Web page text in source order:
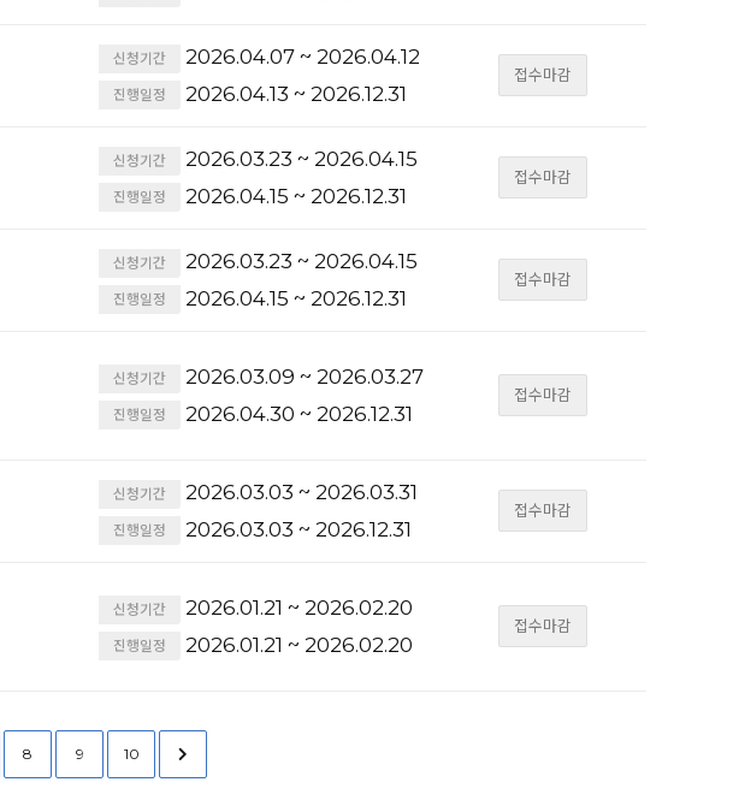
신청기간 2026.04.07 ~ 2026.04.12
진행일정 2026.04.13 ~ 2026.12.31
접수마감
신청기간 2026.03.23 ~ 2026.04.15
진행일정 2026.04.15 ~ 2026.12.31
접수마감
신청기간 2026.03.23 ~ 2026.04.15
진행일정 2026.04.15 ~ 2026.12.31
접수마감
신청기간 2026.03.09 ~ 2026.03.27
진행일정 2026.04.30 ~ 2026.12.31
접수마감
신청기간 2026.03.03 ~ 2026.03.31
진행일정 2026.03.03 ~ 2026.12.31
접수마감
신청기간 2026.01.21 ~ 2026.02.20
진행일정 2026.01.21 ~ 2026.02.20
접수마감
8 9 10